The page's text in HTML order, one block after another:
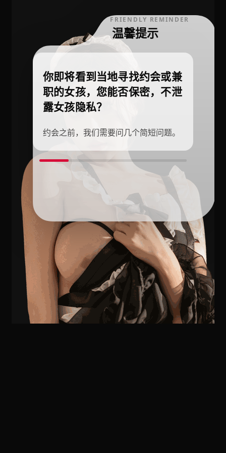
FRIENDLY REMINDER
温馨提示
你即将看到当地寻找约会或兼
职的女孩，您能否保密，不泄
露女孩隐私？
约会之前，我们需要问几个简短问题。